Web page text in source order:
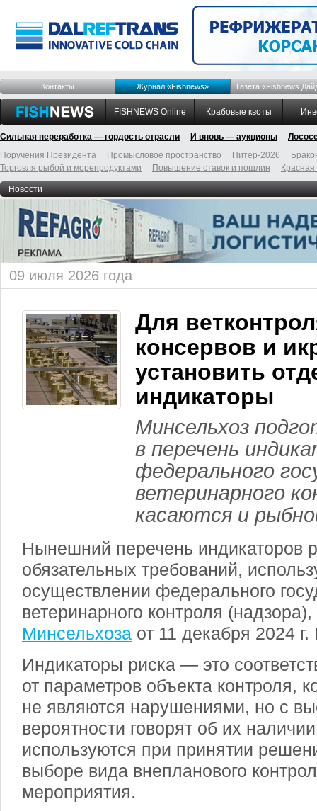
Контакты Журнал «Fishnews» Газета «Fishnews
FISHNEWS Online Крабовые квоты
Сильная переработка — гордость отрасли И вновь — аукционы
Поручения Президента
Промысловое пространство Питер-2026
Торговля рыбой и морепродуктами
Повышение ставок и пошлин
Новости
09 июля 2026 года
Для
консервов и
установить
индикаторы
Минсельхоз
в перечень
федерального
ветеринарного
касаются и
Нынешний перечень индикаторов
обязательных требований,
осуществлении федерального
ветеринарного контроля (надзора),
Минсельхоза от 11 декабря 2024 г.
Индикаторы риска — это
от параметров объекта контроля,
не являются нарушениями, но с
вероятности говорят об их
используются при принятии
выборе вида внепланового
мероприятия.